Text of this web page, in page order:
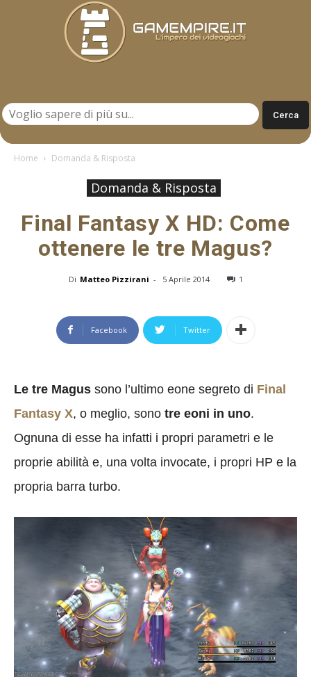
Home Domanda & Risposta
Domanda & Risposta
Final Fantasy X HD: Come
ottenere le tre Magus?
Di Matteo Pizzirani - 5 Aprile 2014 1
Facebook Twitter
Le tre Magus sono l’ultimo eone segreto di Final
Fantasy X, o meglio, sono tre eoni in uno.
Ognuna di esse ha infatti i propri parametri e le
proprie abilità e, una volta invocate, i propri HP e la
propria barra turbo.